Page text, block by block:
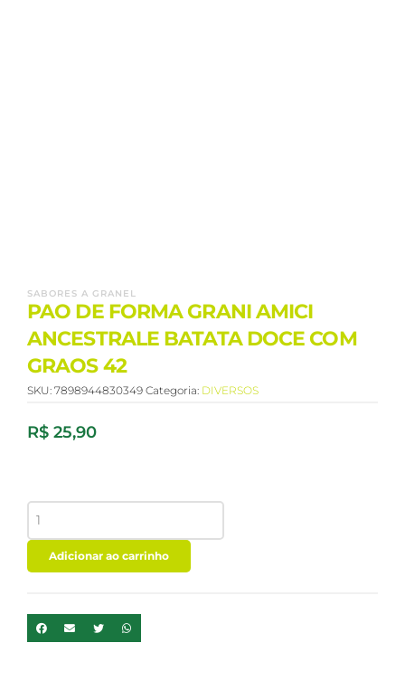
SABORES A GRANEL
PAO DE FORMA GRANI AMICI
ANCESTRALE BATATA DOCE COM
GRAOS 42
SKU: 7898944830349 Categoria: DIVERSOS
R$ 25,90
DE
FORMA
GRANI
AMICI
BATATA
DOCE
Adicionar ao carrinho